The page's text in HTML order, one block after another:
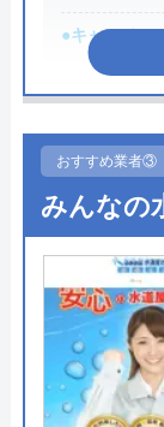
イースマイル
イースマ
運営会社
●キャンペー
●受付時間
●定休日
●出張見積も
●支払い方法
●累計実績
おすすめ業者③
みんなの